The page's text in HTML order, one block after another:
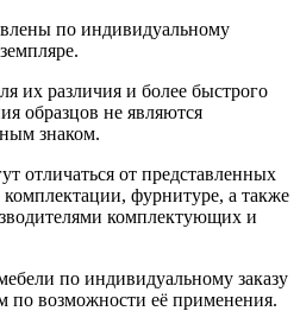
по индивидуальному
их различия и более быстрого
образцов не являются
знаком.
отличаться от представленных
комплектации, фурнитуре, а также
комплектующих и
по индивидуальному заказу
по возможности её применения.